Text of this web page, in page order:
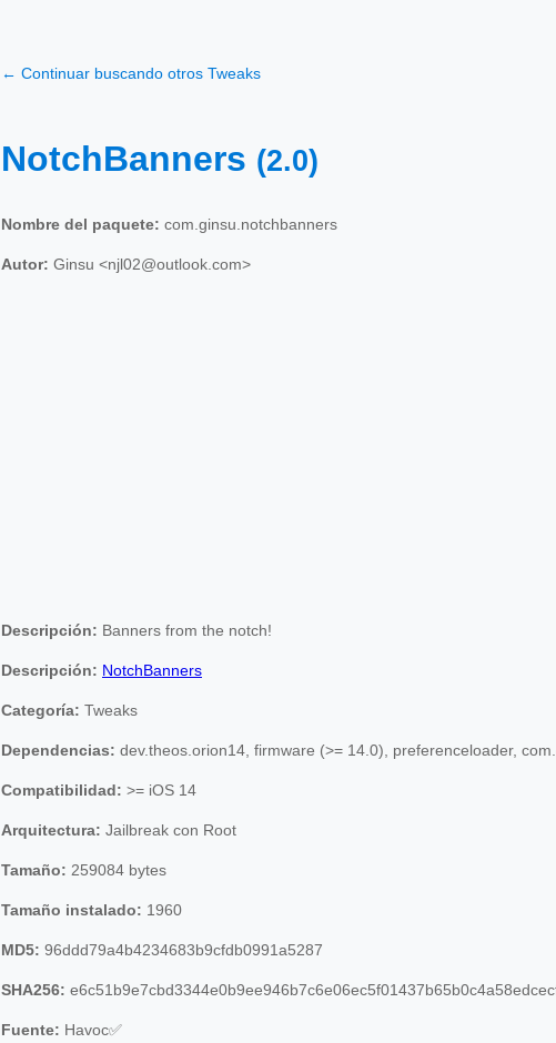
← Continuar buscando otros Tweaks
NotchBanners (2.0)
Nombre del paquete: com.ginsu.notchbanners
Autor: Ginsu <njl02@outlook.com>
Descripción: Banners from the notch!
Descripción: NotchBanners
Categoría: Tweaks
Dependencias: dev.theos.orion14, firmware (>= 14.0), preferenceloader,
Compatibilidad: >= iOS 14
Arquitectura: Jailbreak con Root
Tamaño: 259084 bytes
Tamaño instalado: 1960
MD5: 96ddd79a4b4234683b9cfdb0991a5287
SHA256:
Fuente: Havoc✅